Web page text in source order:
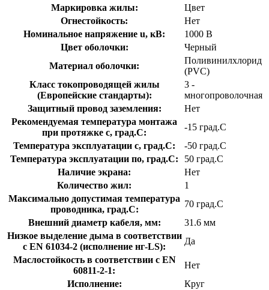
Маркировка жилы:
Цвет
Огнестойкость:
Нет
Номинальное напряжение u, кВ:
1000 В
Цвет оболочки:
Черный
Материал оболочки:
Поливинилхлорид
(PVC)
Класс токопроводящей жилы
(Европейские стандарты):
3 -
многопроволочная
Защитный провод заземления:
Нет
Рекомендуемая температура монтажа
при протяжке с, град.C:
-15 град.C
Температура эксплуатации с, град.C:
-50 град.C
Температура эксплуатации по, град.C:
50 град.C
Наличие экрана:
Нет
Количество жил:
1
Максимально допустимая температура
проводника, град.C:
70 град.C
Внешний диаметр кабеля, мм:
31.6 мм
Низкое выделение дыма в соответствии
с EN 61034-2 (исполнение нг-LS):
Да
Маслостойкость в соответствии с EN
60811-2-1:
Нет
Исполнение:
Круг